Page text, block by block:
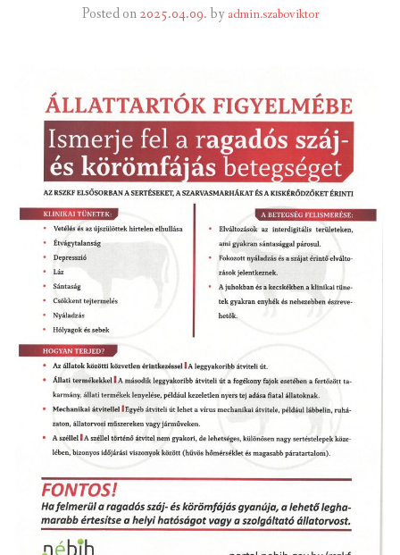
GALÉRIA
KAPCSOLAT
LETÖLTHETŐ NYOMTATVÁNYOK
VÁLASZTÁS 2026
TELEPÜLÉSIKÉPVISELŐI VAGYONNYILATKOZATOK – 2026.
ROMA NEMZETISÉGI ÖNKORMÁNYZATI KÉPVISELŐK
VAGYONNYILATKOZATA – 2026. ÉV
Posted on2025.04.09.by admin.szaboviktor